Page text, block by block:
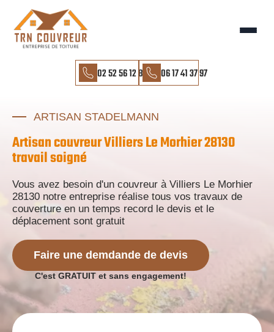
02 52 56 12 85 06 17 41 37 97
ARTISAN STADELMANN
Artisan couvreur Villiers Le Morhier 28130
travail soigné
Vous avez besoin d'un couvreur à Villiers Le Morhier
28130 notre entreprise réalise tous vos travaux de
couverture en un temps record le devis et le
déplacement sont gratuit
Faire une demdande de devis
C'est GRATUIT et sans engagement!